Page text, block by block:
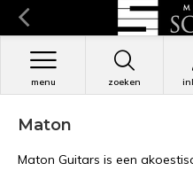
zoeken
menu
Maton
Maton Guitars is een